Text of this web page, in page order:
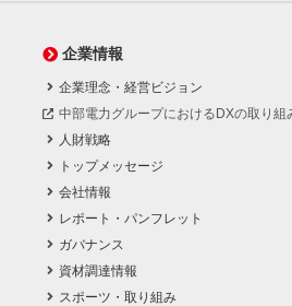
企業情報
企業理念・経営ビジョン
中部電力グループにおけるDXの取り組
人財戦略
トップメッセージ
会社情報
レポート・パンフレット
ガバナンス
資材調達情報
スポーツ・取り組み